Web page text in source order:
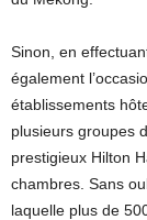
Sinon, en
également
établissements
plusieurs groupes
prestigieux Hilton
chambres. Sans
laquelle plus de